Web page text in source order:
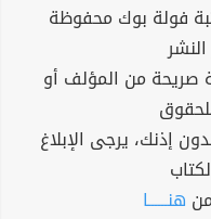
فولة بوك محفوظة
صريحة من المؤلف أو
إذنك، يرجى الإبلاغ
هنــــــا